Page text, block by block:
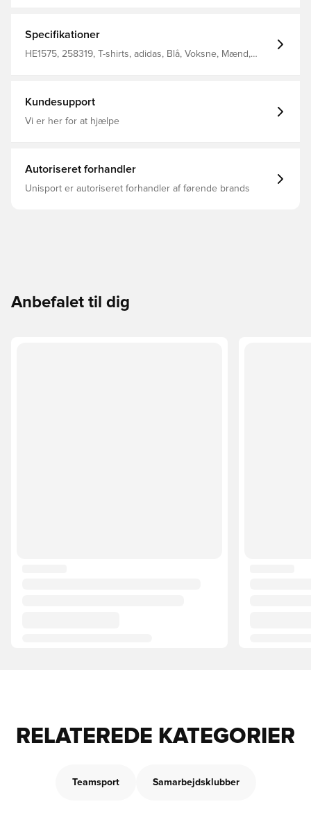
en kickabout i parken eller nyder en aften i byen.
Fremstillet af 100 % genbrugsmaterialer repræsenterer
dette produkt blot en af vores løsninger til at hjælpe med
Specifikationer
HE1575, 258319, T-shirts, adidas, Blå, Voksne, Mænd,
Kundesupport
Vi er her for at hjælpe
Autoriseret forhandler
Unisport er autoriseret forhandler af førende brands
Anbefalet til dig
RELATEREDE KATEGORIER
Teamsport Samarbejdsklubber